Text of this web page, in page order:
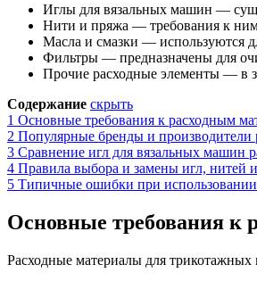
Иглы для вязальных машин —
Нити и пряжа — требования к ним
Масла и смазки — используются
Фильтры — предназначены для
Прочие расходные элементы — в
Содержание скрыть
1 Основные требования к расходным
2 Популярные бренды и производители
3 Сравнение игл для вязальных машин
4 Правила выбора и замены игл, нитей
5 Типичные ошибки при
Основные требования к
Расходные материалы для